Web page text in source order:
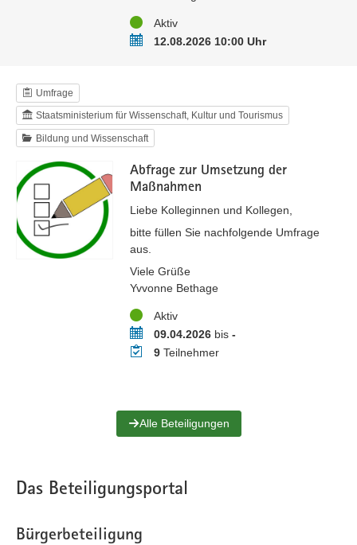
StatusAktiv
Termin12.08.2026 10:00 Uhr
Umfrage
Staatsministerium für Wissenschaft, Kultur und Tourismus
Bildung und Wissenschaft
Abfrage zur Umsetzung der
Maßnahmen
Liebe Kolleginnen und Kollegen,
bitte füllen Sie nachfolgende Umfrage
aus.
Viele Grüße
Yvvonne Bethage
StatusAktiv
Zeitraum09.04.2026bis -
Teilnehmer
9Teilnehmer
Alle Beteiligungen
Das Beteiligungsportal
Bürgerbeteiligung